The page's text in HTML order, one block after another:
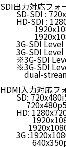
SDI出力対応フォ
SD-SDI :
HD-SDI :
3G-SDI Level
3G-SDI Level
※3G-SDI Level
※3G-SDI Level
dual-stream
HDMI入力対応フ
SD:
HD:
3G
640x350p85,